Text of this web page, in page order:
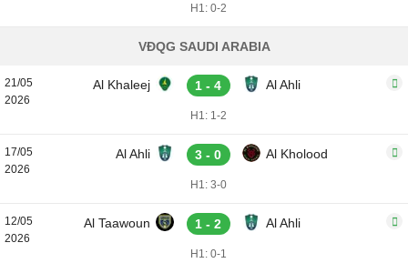
H1: 0-2
VĐQG SAUDI ARABIA
21/05
2026
Al Khaleej 1 - 4 Al Ahli
H1: 1-2
17/05
2026
Al Ahli 3 - 0 Al Kholood
H1: 3-0
12/05
2026
Al Taawoun 1 - 2 Al Ahli
H1: 0-1